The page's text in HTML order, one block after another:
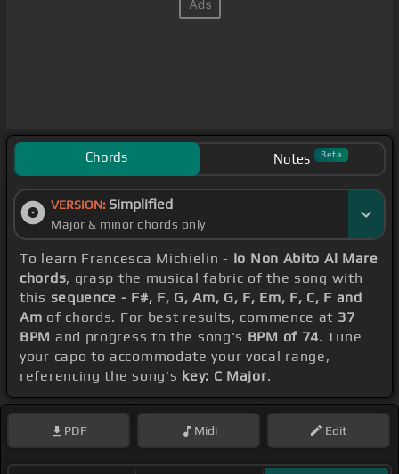
Chords Notes Beta
VERSION: Simplified
Major & minor chords only
To learn Francesca Michielin - Io Non Abito Al Mare
chords, grasp the musical fabric of the song with
this sequence - F#, F, G, Am, G, F, Em, F, C, F and
Am of chords. For best results, commence at 37
BPM and progress to the song's BPM of 74. Tune
your capo to accommodate your vocal range,
referencing the song's key: C Major.
PDF Midi Edit